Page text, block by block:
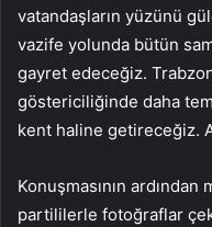
vatandaşların yüzünü
vazife yolunda bütün
gayret edeceğiz.
göstericiliğinde daha
kent haline getireceğiz.
Konuşmasının
partililerle fotoğraflar